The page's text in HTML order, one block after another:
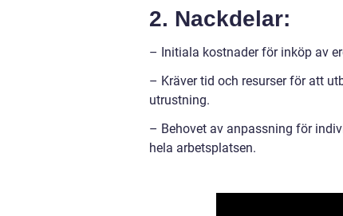
2. Nackdelar:
– Initiala kostnader för inköp av
– Kräver tid och resurser för att
utrustning.
– Behovet av anpassning för
hela arbetsplatsen.